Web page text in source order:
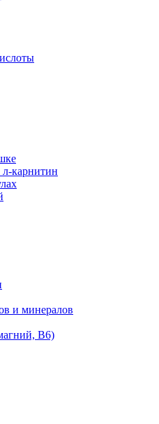
карнитин
и минералов
В6)